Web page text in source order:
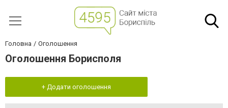
Головна Оголошення
Оголошення Борисполя
+ Додати оголошення